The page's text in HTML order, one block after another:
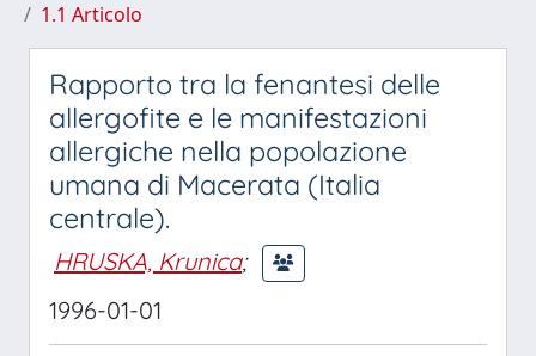
1.1 Articolo
Rapporto tra la fenantesi delle
allergofite e le manifestazioni
allergiche nella popolazione
umana di Macerata (Italia
centrale).
HRUSKA, Krunica;
1996-01-01